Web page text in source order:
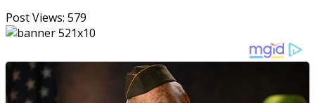
Post Views: 579